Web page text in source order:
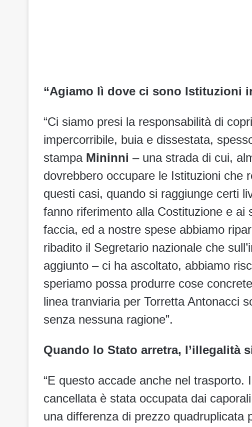
“Agiamo lì dove ci sono Istituzioni
“Ci siamo presi la responsabilità di
impercorribile, buia e dissestata,
stampa Mininni – una strada di cui,
dovrebbero occupare le Istituzioni che
questi casi, quando si raggiunge certi
fanno riferimento alla Costituzione e ai
faccia, ed a nostre spese abbiamo
ribadito il Segretario nazionale che
aggiunto – ci ha ascoltato, abbiamo
speriamo possa produrre cose
linea tranviaria per Torretta Antonacci
senza nessuna ragione”.
Quando lo Stato arretra, l’illegalità
“E questo accade anche nel trasporto.
cancellata è stata occupata dai
una differenza di prezzo quadruplicata